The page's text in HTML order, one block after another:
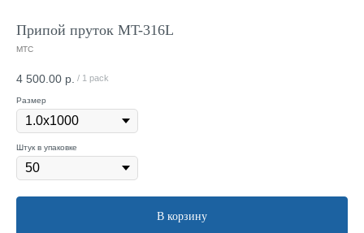
Припой пруток MT-316L
МТС
4 500.00 р. / 1 pack
Размер
Штук в упаковке
В корзину